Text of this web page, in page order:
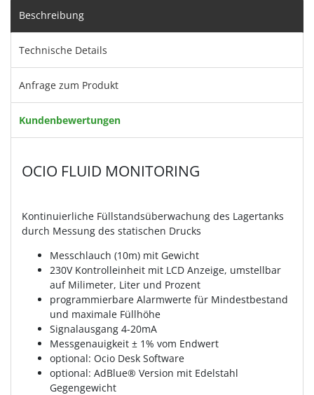
Beschreibung
Technische Details
Anfrage zum Produkt
Kundenbewertungen
OCIO FLUID MONITORING
Kontinuierliche Füllstandsüberwachung des Lagertanks
durch Messung des statischen Drucks
Messchlauch (10m) mit Gewicht
230V Kontrolleinheit mit LCD Anzeige, umstellbar
auf Milimeter, Liter und Prozent
programmierbare Alarmwerte für Mindestbestand
und maximale Füllhöhe
Signalausgang 4-20mA
Messgenauigkeit ± 1% vom Endwert
optional: Ocio Desk Software
optional: AdBlue® Version mit Edelstahl
Gegengewicht